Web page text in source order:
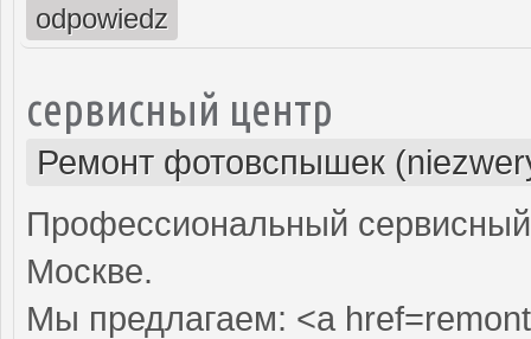
odpowiedz
сервисный центр
Ремонт фотовспышек
Профессиональный
Москве.
Мы предлагаем: <a